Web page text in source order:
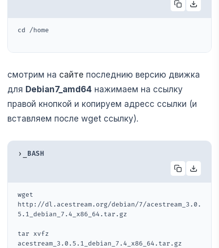
cd /home
смотрим на сайте последнию версию движка
для Debian7_amd64 нажимаем на ссылку
правой кнопкой и копируем адресс ссылки (и
вставляем после wget ссылку).
›_ BASH
wget
http://dl.acestream.org/debian/7/acestream_3.0.
5.1_debian_7.4_x86_64.tar.gz
tar xvfz
acestream_3.0.5.1_debian_7.4_x86_64.tar.gz